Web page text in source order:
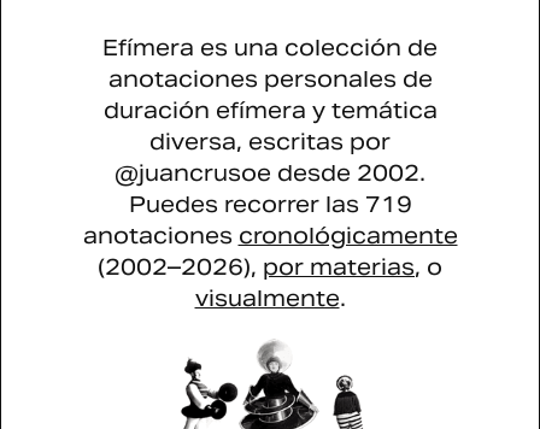
Acerca de Efímera
Efímera es una colección de
anotaciones personales de
duración efímera y temática
diversa, escritas por
@juancrusoe desde 2002.
Puedes recorrer las 719
anotaciones cronológicamente
(2002–2026), por materias, o
visualmente.